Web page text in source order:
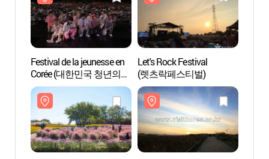
Festival de la jeunesse en
Corée (대한민국 청년의
날)
Let's Rock Festival
(렛츠락페스티벌)